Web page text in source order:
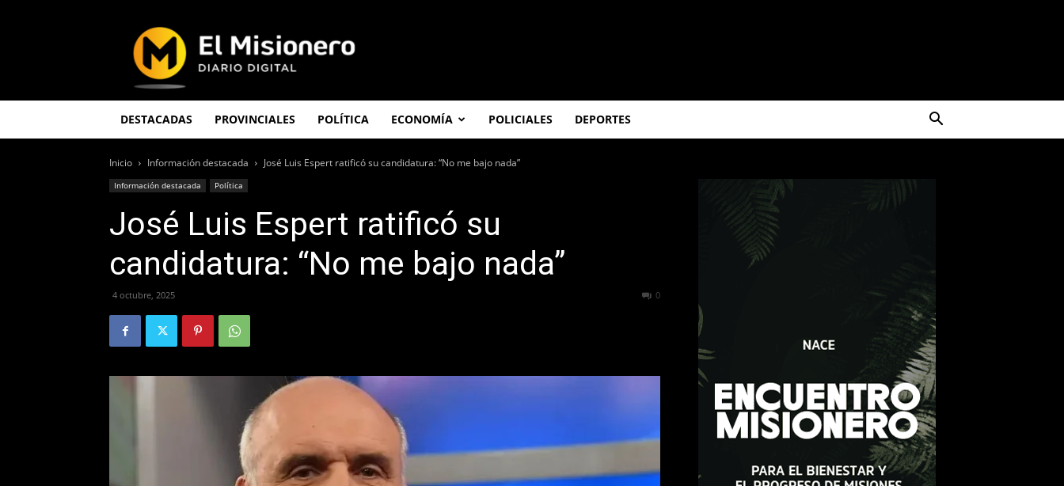
Misionero
DESTACADAS PROVINCIALES POLÍTICA ECONOMÍA POLICIALES DEPORTES
Inicio Información destacada José Luis Espert ratificó su candidatura: “No me bajo nada”
Información destacada Política
José Luis Espert ratificó su
candidatura: “No me bajo nada”
4 octubre, 2025 0